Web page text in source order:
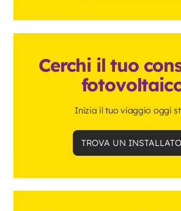
Cerchi il tuo
Inizia il tuo viaggio oggi
TROVA UN